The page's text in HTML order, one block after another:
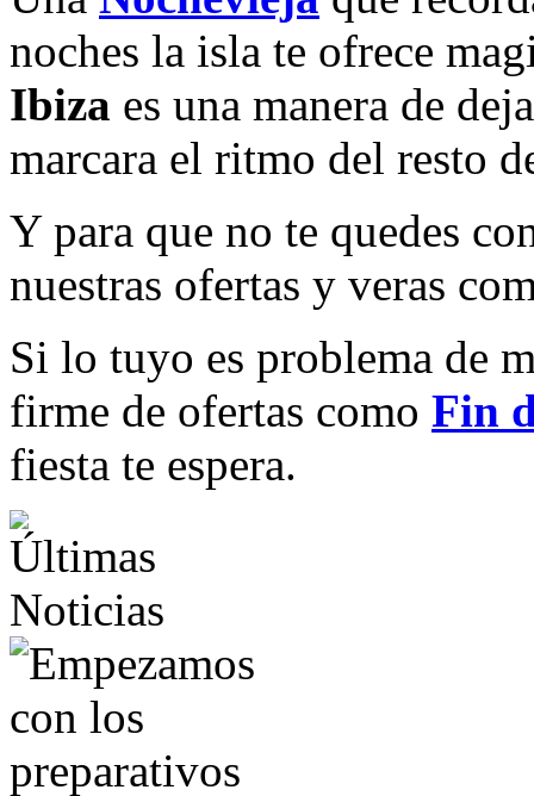
noches la isla te ofrece
Ibiza es una manera de
marcara el ritmo del resto
Y para que no te quedes
nuestras ofertas y veras
Si lo tuyo es problema de
firme de ofertas como Fin
fiesta te espera.